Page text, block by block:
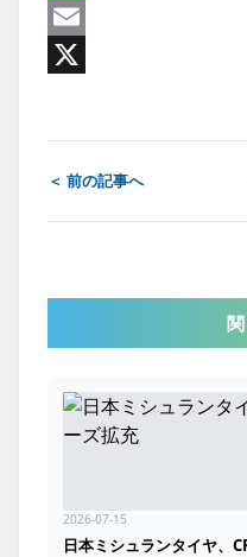
Line
Email
＜ 前の記事へ
2026-07-15
日本ミシュランタイヤ、